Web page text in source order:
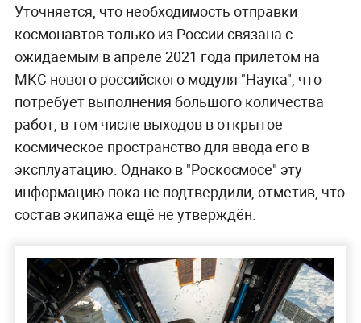
Уточняется, что необходимость отправки
космонавтов только из России связана с
ожидаемым в апреле 2021 года прилётом на
МКС нового российского модуля "Наука", что
потребует выполнения большого количества
работ, в том числе выходов в открытое
космическое пространство для ввода его в
эксплуатацию. Однако в "Роскосмосе" эту
информацию пока не подтвердили, отметив, что
состав экипажа ещё не утверждён.